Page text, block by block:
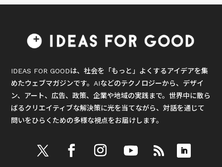
IDEAS FOR GOODは、社会を「もっと」よくするアイデアを集
めたウェブマガジンです。AIなどのテクノロジーから、デザイ
ン、アート、広告、政策、企業や地域の実践まで。世界中に散ら
ばるクリエイティブな解決策に光を当てながら、対話を通じて
問いをひらくための多様な視点をお届けします。